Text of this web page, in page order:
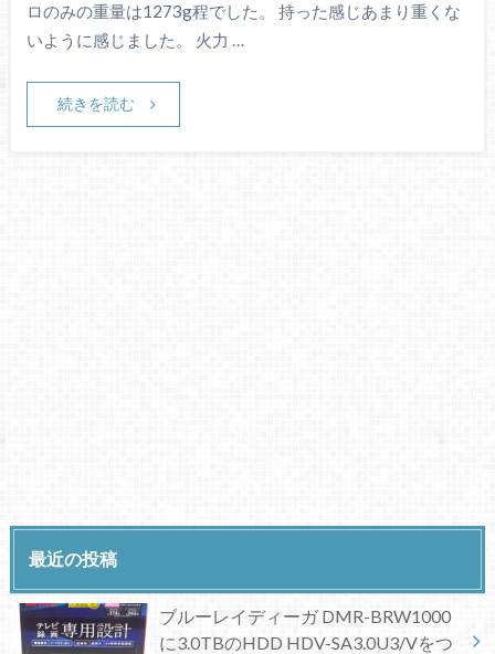
ロのみの重量は1273g程でした。 持った感じあまり重くな
いように感じました。 火力 …
続きを読む
最近の投稿
ブルーレイディーガ DMR-BRW1000
に3.0TBのHDD HDV-SA3.0U3/Vをつ